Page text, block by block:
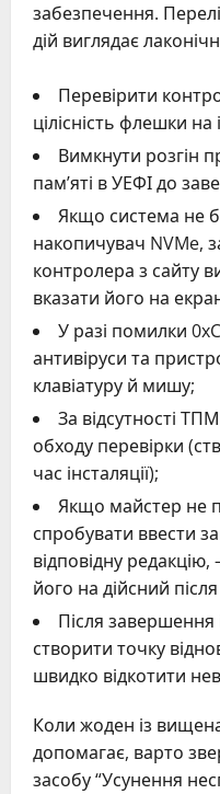
забезпечення.
дій виглядає
Перевірити
цілісність флешки
Вимкнути розгін
пам’яті в УЕФІ до
Якщо система не
накопичувач NVMe,
контролера з сайту
вказати його на
У разі помилки
антивіруси та
клавіатуру й мишу;
За відсутності
обходу перевірки
час інсталяції);
Якщо майстер не
спробувати ввести
відповідну
його на дійсний
Після завершення
створити точку
швидко відкотити
Коли жоден із
допомагає, варто
засобу “Усунення